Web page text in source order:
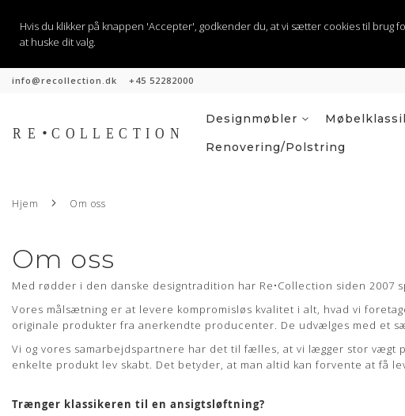
Hvis du klikker på knappen 'Accepter', godkender du, at vi sætter cookies til brug
at huske dit valg.
info@recollection.dk +45 52282000
Hopp
Designmøbler
Renovering/polstring
Hjem Om oss
Om oss
Med rødder i den danske designtradition har Re•Collection siden
Vores målsætning er at levere kompromisløs kvalitet i alt, hvad vi
originale produkter fra anerkendte producenter. De udvælges med et
Vi og vores samarbejdspartnere har det til fælles, at vi lægger stor
enkelte produkt lev skabt. Det betyder, at man altid kan forvente at
Trænger klassikeren til en ansigtsløftning?